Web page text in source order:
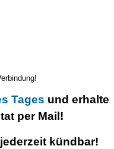
Tages und erhalte
per Mail!
kündbar!